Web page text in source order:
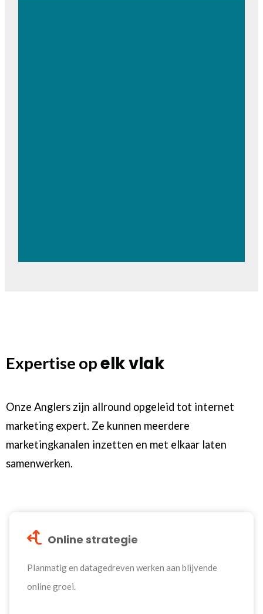
Expertise opelk vlak
Onze Anglers zijn allround opgeleid tot internet
marketing expert. Ze kunnen meerdere
marketingkanalen inzetten en met elkaar laten
samenwerken.
Online strategie
Planmatig en datagedreven werken aan blijvende
online groei.